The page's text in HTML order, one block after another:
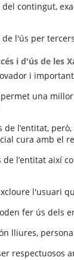
del contingut,
de l'ús per
i d'ús de les
i
una
de l’entitat,
cura amb el
de l’entitat així
l'usuari
fer ús dels
lliures,